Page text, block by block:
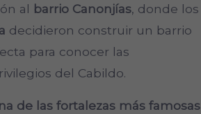
al barrio Canonjías, donde los
decidieron construir un barrio
para conocer las
del Cabildo.
de las fortalezas más famosas